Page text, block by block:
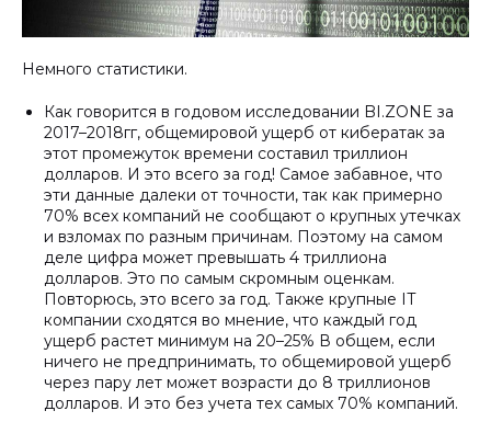
Немного статистики.
Как говорится в годовом исследовании BI.ZONE за
2017–2018гг, общемировой ущерб от кибератак за
этот промежуток времени составил триллион
долларов. И это всего за год! Самое забавное, что
эти данные далеки от точности, так как примерно
70% всех компаний не сообщают о крупных утечках
и взломах по разным причинам. Поэтому на самом
деле цифра может превышать 4 триллиона
долларов. Это по самым скромным оценкам.
Повторюсь, это всего за год. Также крупные IT
компании сходятся во мнение, что каждый год
ущерб растет минимум на 20–25% В общем, если
ничего не предпринимать, то общемировой ущерб
через пару лет может возрасти до 8 триллионов
долларов. И это без учета тех самых 70% компаний.